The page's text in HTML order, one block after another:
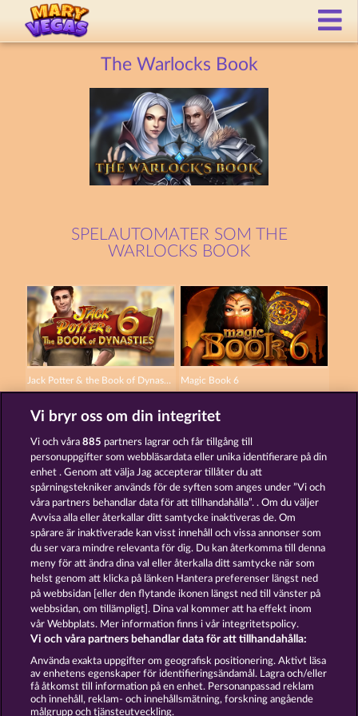
The Warlocks Book
SPELAUTOMATER SOM THE
WARLOCKS BOOK
Jack Potter & the Book of Dynasties 6 Magic Book 6
Atlas of Legends
Användarvillkor Sekretesspolicy Avtryck
Om Företaget FAQ Partnerprogram
Facebook
Skicka in en begäran om att ångra köpet
Vi bryr oss om din integritet
Vi och våra885 partners lagrar och får tillgång till
personuppgifter som webbläsardata eller unika identifierare på din
enhet . Genom att välja Jag accepterar tillåter du att
spårningstekniker används för de syften som anges under ”Vi och
våra partners behandlar data för att tillhandahålla”. . Om du väljer
Avvisa alla eller återkallar ditt samtycke inaktiveras de. Om
spårare är inaktiverade kan visst innehåll och vissa annonser som
du ser vara mindre relevanta för dig. Du kan återkomma till denna
meny för att ändra dina val eller återkalla ditt samtycke när som
helst genom att klicka på länken Hantera preferenser längst ned
på webbsidan [eller den flytande ikonen längst ned till vänster på
webbsidan, om tillämpligt]. Dina val kommer att ha effekt inom
vår Webbplats. Mer information finns i vår integritetspolicy.
Vi och våra partners behandlar data för att tillhandahålla:
Använda exakta uppgifter om geografisk positionering. Aktivt läsa
av enhetens egenskaper för identifieringsändamål. Lagra och/eller
få åtkomst till information på en enhet. Personanpassad reklam
och innehåll, reklam- och innehållsmätning, forskning angående
målgrupp och tjänsteutveckling.